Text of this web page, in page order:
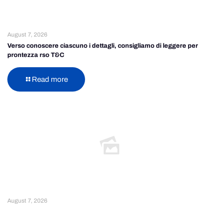
August 7, 2026
Verso conoscere ciascuno i dettagli, consigliamo di leggere per
prontezza rso T&C
Read more
August 7, 2026